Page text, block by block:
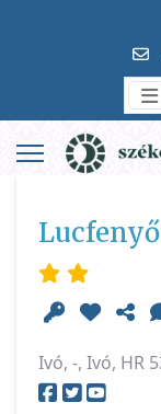
Ivó, -, Ivó, HR